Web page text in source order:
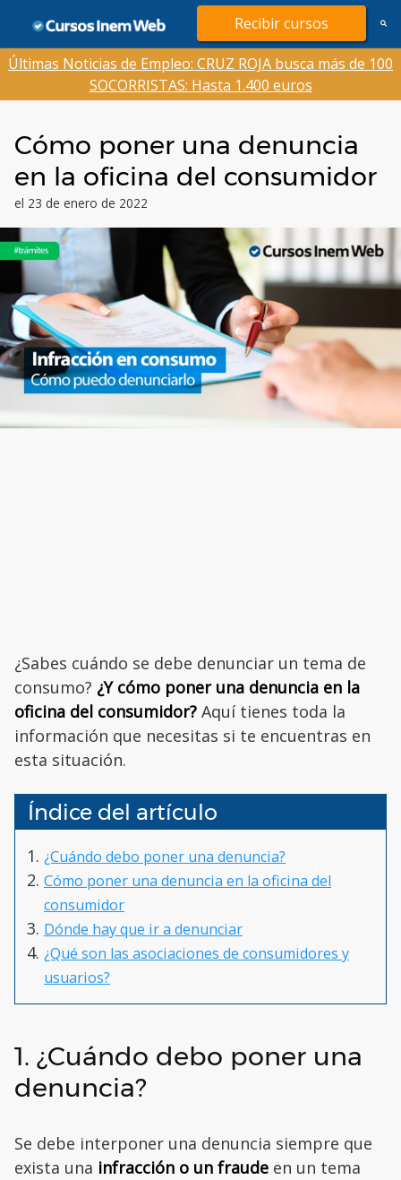
contenido
Recibir cursos
Últimas Noticias de Empleo: CRUZ ROJA busca más de 100
SOCORRISTAS: Hasta 1.400 euros
Cómo poner una denuncia
en la oficina del consumidor
el 23 de enero de 2022
¿Sabes cuándo se debe denunciar un tema de
consumo? ¿Y cómo poner una denuncia en la
oficina del consumidor? Aquí tienes toda la
información que necesitas si te encuentras en
esta situación.
Índice del artículo
¿Cuándo debo poner una denuncia?
Cómo poner una denuncia en la oficina del
consumidor
Dónde hay que ir a denunciar
¿Qué son las asociaciones de consumidores y
usuarios?
1. ¿Cuándo debo poner una
denuncia?
Se debe interponer una denuncia siempre que
exista una infracción o un fraude en un tema